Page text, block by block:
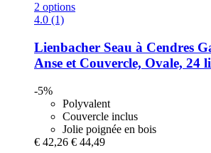
2 options
4.0 (1)
Lienbacher Seau à Cendres
Anse et Couvercle, Ovale, 24
-5%
Polyvalent
Couvercle inclus
Jolie poignée en bois
€ 42,26 € 44,49